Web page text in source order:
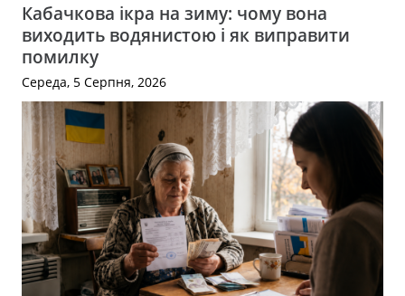
Кабачкова ікра на зиму: чому вона
виходить водянистою і як виправити
помилку
Середа, 5 Серпня, 2026